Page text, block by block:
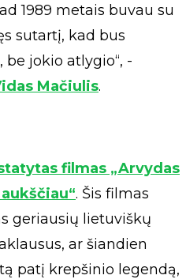
1989 metais buvau su
sutartį, kad bus
jokio atlygio“, -
Mačiulis.
filmas „Arvydas
. Šis filmas
geriausių lietuviškų
ar šiandien
patį krepšinio legendą,